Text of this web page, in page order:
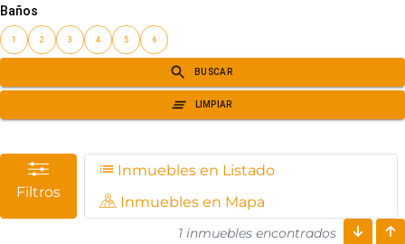
Filtros
Inmuebles en Listado
Inmuebles en Mapa
1 inmuebles encontrados